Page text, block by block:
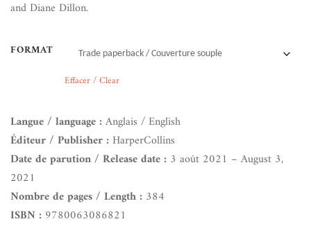
and Diane Dillon.
FORMAT
Effacer / Clear
Langue / language :Anglais / English
Éditeur / Publisher : HarperCollins
Date de parution / Release date : 3 août 2021 – August 3,
2021
Nombre de pages / Length : 384
ISBN : 9780063086821